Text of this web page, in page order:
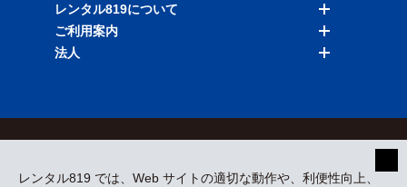
レンタル819 では、Web サイトの適切な動作や、利便性向上、
バイクを探す
店舗を探す
レンタル819について
料金表
ご利用案内
法人
採用情報
プレスリリース